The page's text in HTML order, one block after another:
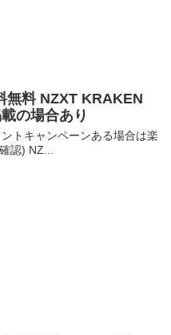
料 NZXT KRAKEN
の場合あり
トキャンペーンある場合は楽
認) NZ...